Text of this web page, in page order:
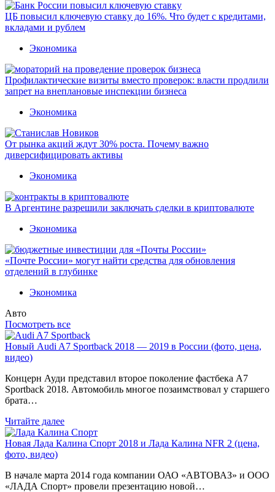
ЦБ повысил ключевую ставку до 16%. Что будет с кредитами,
вкладами и рублем
Экономика
Профилактические визиты вместо проверок: власти продлили
запрет на внеплановые инспекции бизнеса
Экономика
От рынка акций ждут 30% роста. Почему важно
диверсифицировать активы
Экономика
В Аргентине разрешили заключать сделки в криптовалюте
Экономика
«Почте России» могут найти средства для обновления
отделений в глубинке
Экономика
Авто
Посмотреть все
Новый Audi A7 Sportback 2018 — 2019 в России (фото, цена,
видео)
Концерн Ауди представил второе поколение фастбека A7
Sportback 2018. Автомобиль многое позаимствовал у старшего
брата…
Читайте далее
Новая Лада Калина Спорт 2018 и Лада Калина NFR 2 (цена,
фото, видео)
В начале марта 2014 года компании ОАО «АВТОВАЗ» и ООО
«ЛАДА Спорт» провели презентацию новой…